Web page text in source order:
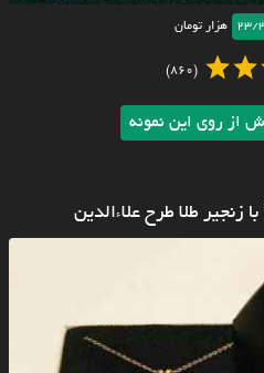
23/ هزار تومان
(860)
از روی این نمونه
زنجیر طلا طرح علاءالدین